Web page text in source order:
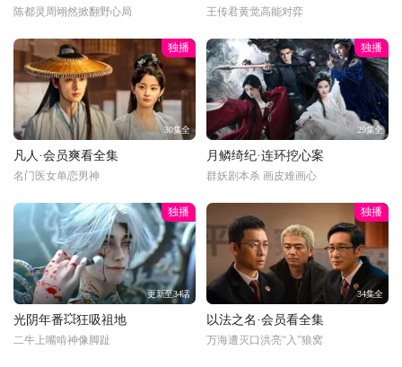
陈都灵周翊然掀翻野心局 王传君黄觉高能对弈
独播
30集全
凡人·会员爽看全集
名门医女单恋男神
独播
29集全
月鳞绮纪·连环挖心案
群妖剧本杀 画皮难画心
独播
更新至34话
光阴年番💥狂吸祖地
二牛上嘴啃神像脚趾
独播
34集全
以法之名·会员看全集
万海遭灭口洪亮“入”狼窝